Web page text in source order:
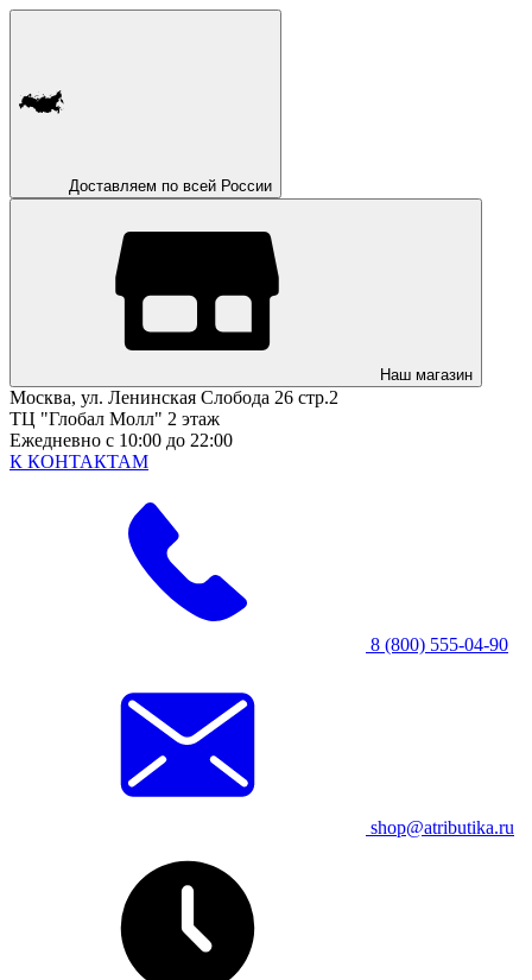
Доставляем по всей России
Наш магазин
Москва, ул. Ленинская Слобода 26 стр.2
ТЦ "Глобал Молл" 2 этаж
Ежедневно с 10:00 до 22:00
К КОНТАКТАМ
8 (800) 555-04-90
shop@atributika.ru